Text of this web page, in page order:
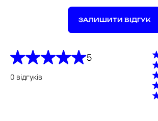
ЗАЛИШИТИ ВІДГУК
5
0 відгуків